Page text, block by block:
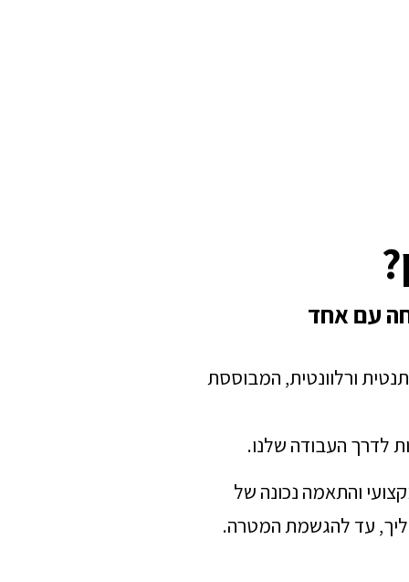
עם אחד
ורלוונטית, המבוססת
לדרך העבודה שלנו.
והתאמה נכונה של
עד להגשמת המטרה.